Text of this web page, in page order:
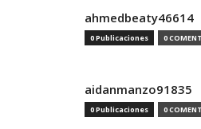
ahmedbeaty46614
0 Publicaciones 0
aidanmanzo91835
0 Publicaciones 0